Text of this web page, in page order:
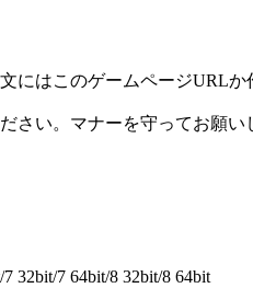
にはこのゲームページURLか
い。マナーを守ってお願い
32bit/7 64bit/8 32bit/8 64bit